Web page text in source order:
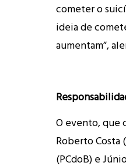
cometer o
ideia de
aumentam”,
O evento, que
Roberto Costa
(PCdoB) e